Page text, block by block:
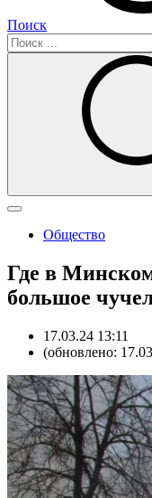
Поиск
Общество
Где в
большое
17.03.24 13:11
(обновлено: